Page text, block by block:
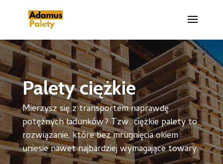
Palety ciężkie
Mierzysz się z transportem naprawdę
potężnych ładunków? Tzw. ciężkie palety to
rozwiązanie, które bez mrugnięcia okiem
uniesie nawet najbardziej wymagające towary.